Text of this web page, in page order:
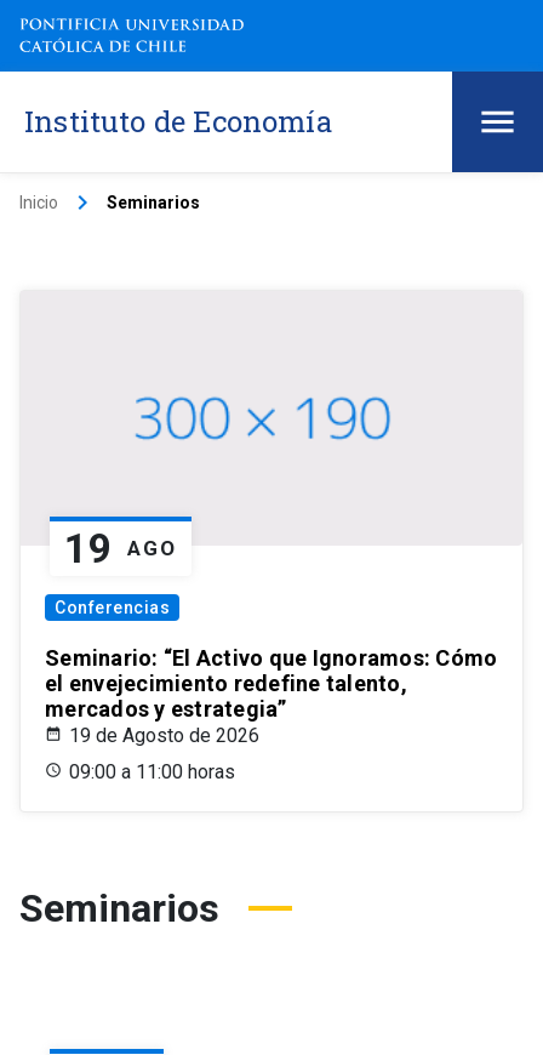
Instituto de Economía
Inicio keyboard_arrow_right Seminarios
19 AGO
Conferencias
Seminario: “El Activo que Ignoramos: Cómo
el envejecimiento redefine talento,
mercados y estrategia”
19 de Agosto de 2026
09:00 a 11:00 horas
Seminarios